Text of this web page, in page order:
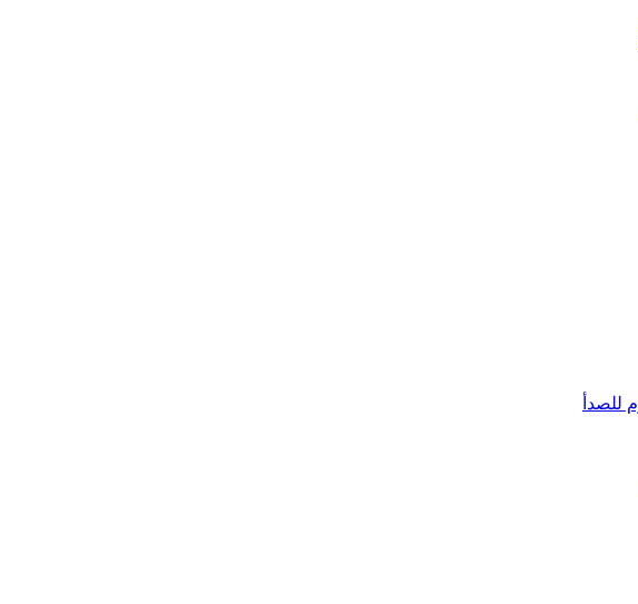
للصدأ